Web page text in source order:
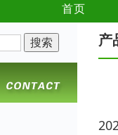
首页
产